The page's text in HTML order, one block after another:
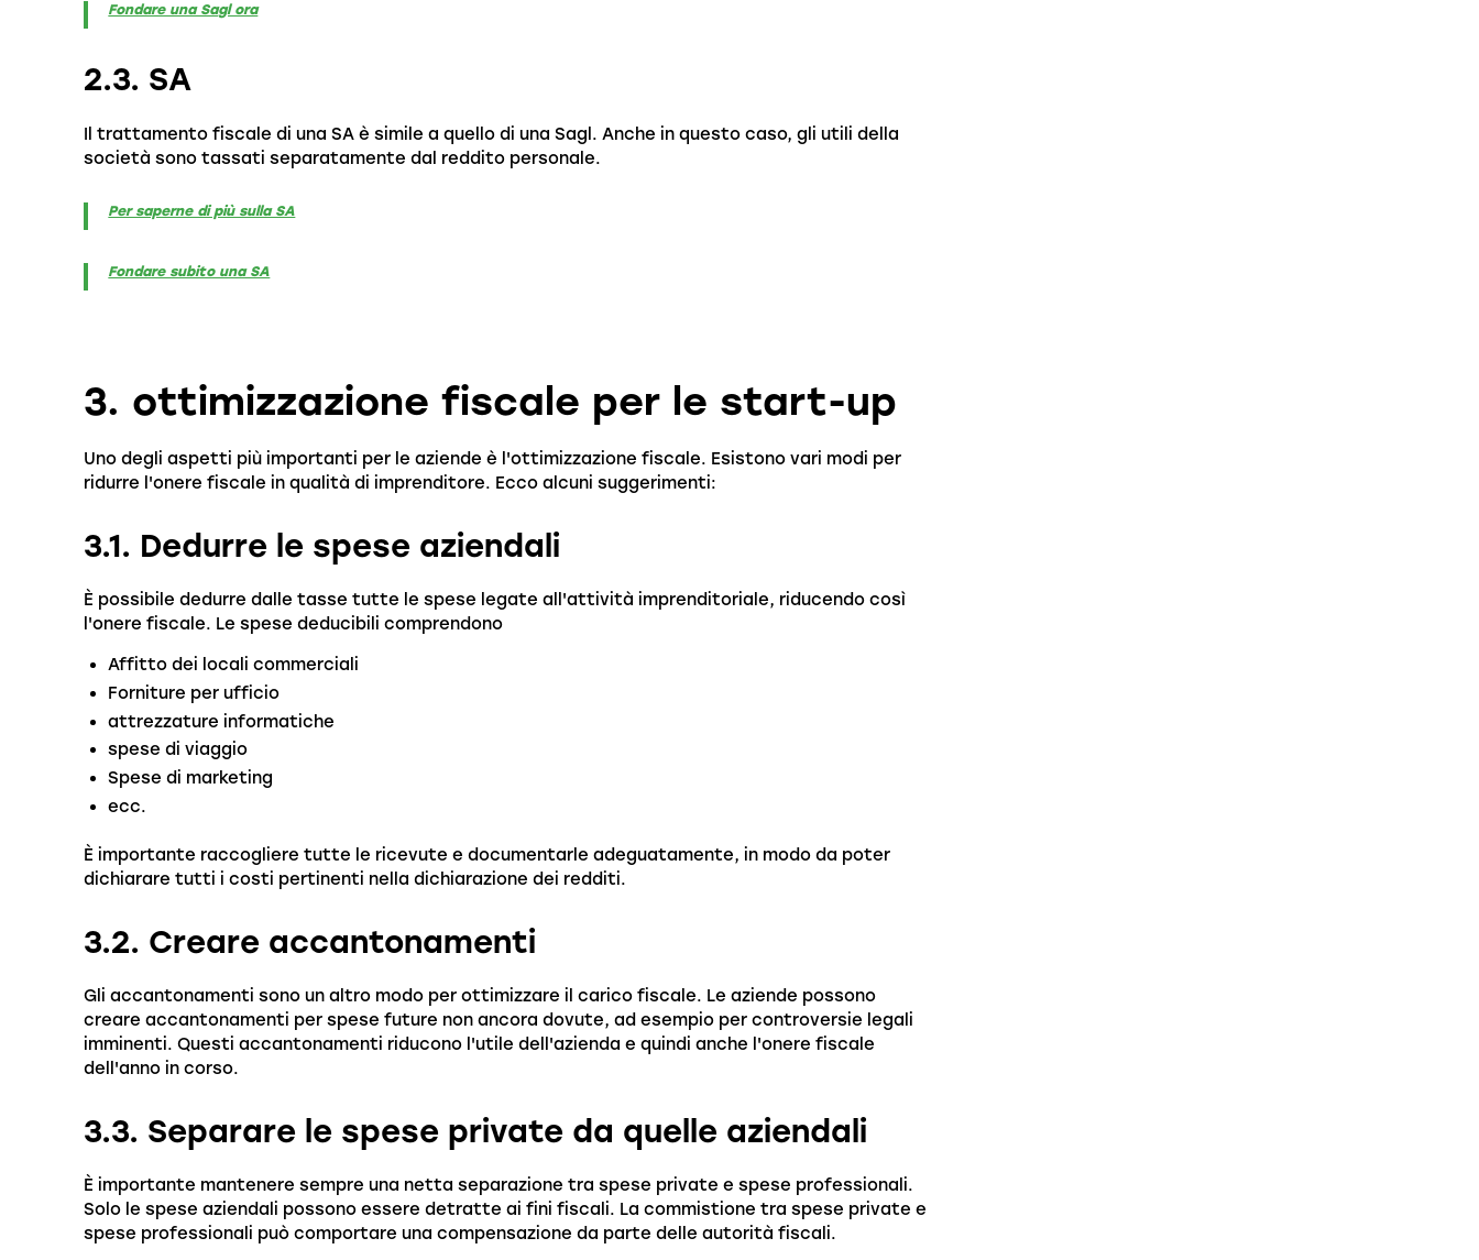
Fondare una Sagl ora
2.3. SA
Il trattamento fiscale di una SA è simile a quello di una Sagl. Anche in questo caso, gli utili della
società sono tassati separatamente dal reddito personale.
Per saperne di più sulla SA
Fondare subito una SA
3. ottimizzazione fiscale per le start-up
Uno degli aspetti più importanti per le aziende è l'ottimizzazione fiscale. Esistono vari modi per
ridurre l'onere fiscale in qualità di imprenditore. Ecco alcuni suggerimenti:
3.1. Dedurre le spese aziendali
È possibile dedurre dalle tasse tutte le spese legate all'attività imprenditoriale, riducendo così
l'onere fiscale. Le spese deducibili comprendono
Affitto dei locali commerciali
Forniture per ufficio
attrezzature informatiche
spese di viaggio
Spese di marketing
ecc.
È importante raccogliere tutte le ricevute e documentarle adeguatamente, in modo da poter
dichiarare tutti i costi pertinenti nella dichiarazione dei redditi.
3.2. Creare accantonamenti
Gli accantonamenti sono un altro modo per ottimizzare il carico fiscale. Le aziende possono
creare accantonamenti per spese future non ancora dovute, ad esempio per controversie legali
imminenti. Questi accantonamenti riducono l'utile dell'azienda e quindi anche l'onere fiscale
dell'anno in corso.
3.3. Separare le spese private da quelle aziendali
È importante mantenere sempre una netta separazione tra spese private e spese professionali.
Solo le spese aziendali possono essere detratte ai fini fiscali. La commistione tra spese private e
spese professionali può comportare una compensazione da parte delle autorità fiscali.